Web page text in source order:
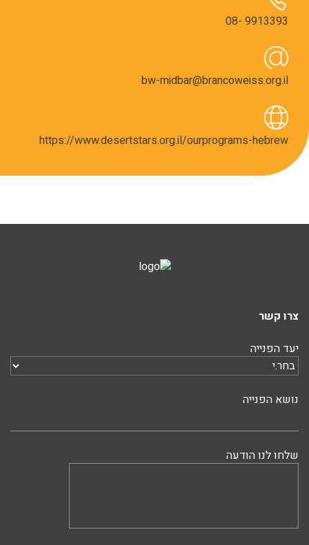
9913393 -08
bw-midbar@brancoweiss.org.il
https://www.desertstars.org.il/ourprograms-hebrew
צרו קשר
יעד הפנייה
נושא הפנייה
שלחו לנו הודעה